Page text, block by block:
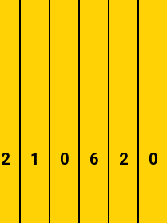
2 1 0 6 2 0